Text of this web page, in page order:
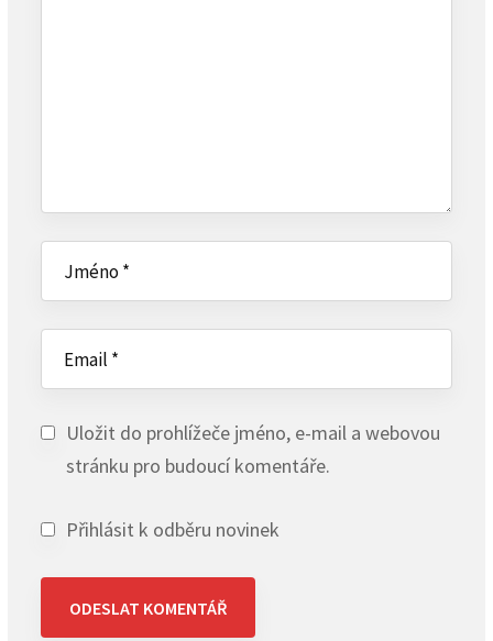
Uložit do prohlížeče jméno, e-mail a webovou
stránku pro budoucí komentáře.
Přihlásit k odběru novinek